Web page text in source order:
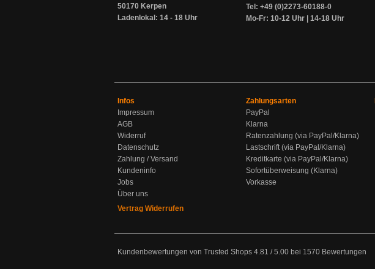
50170 Kerpen
Ladenlokal: 14 - 18 Uhr
Tel: +49 (0)2273-60188-0
Mo-Fr: 10-12 Uhr | 14-18 Uhr
Infos
Impressum
AGB
Widerruf
Datenschutz
Zahlung / Versand
Kundeninfo
Jobs
Über uns
Vertrag Widerrufen
Zahlungsarten
PayPal
Klarna
Ratenzahlung (via PayPal/Klarna)
Lastschrift (via PayPal/Klarna)
Kreditkarte (via PayPal/Klarna)
Sofortüberweisung (Klarna)
Vorkasse
Kundenbewertungen von Trusted Shops 4.81 /5.00 bei 1570 Bewertungen